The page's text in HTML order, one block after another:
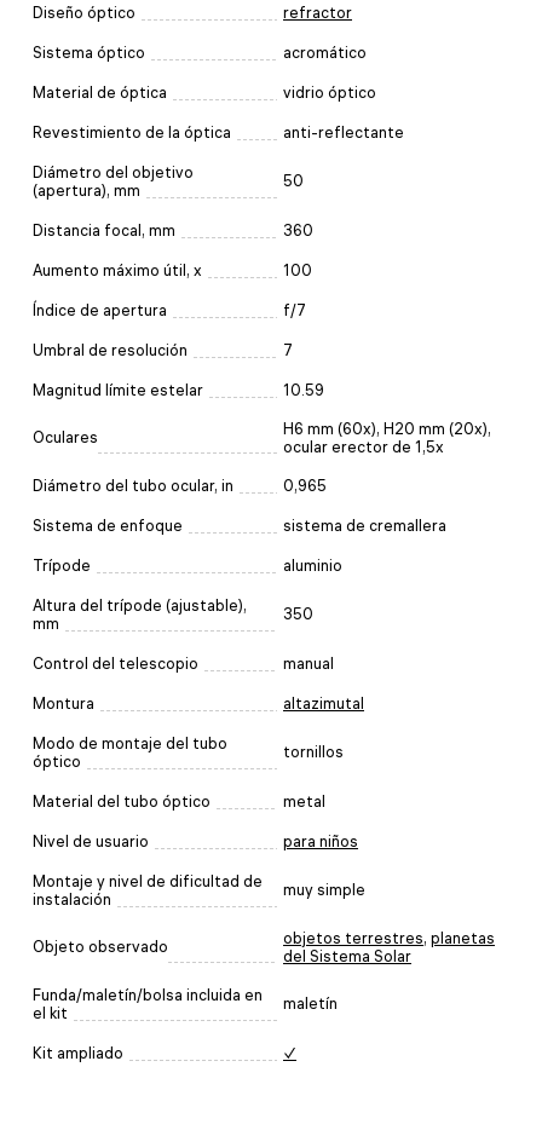
Diseño óptico refractor
Sistema óptico acromático
Material de óptica vidrio óptico
Revestimiento de la óptica anti-reflectante
Diámetro del objetivo
(apertura), mm
50
Distancia focal, mm 360
Aumento máximo útil, x 100
Índice de apertura f/7
Umbral de resolución 7
Magnitud límite estelar 10.59
Oculares
H6 mm (60x), H20 mm (20x),
ocular erector de 1,5x
Diámetro del tubo ocular, in 0,965
Sistema de enfoque sistema de cremallera
Trípode aluminio
Altura del trípode (ajustable),
mm
350
Control del telescopio manual
Montura altazimutal
Modo de montaje del tubo
óptico
tornillos
Material del tubo óptico metal
Nivel de usuario para niños
Montaje y nivel de dificultad de
instalación
muy simple
Objeto observado objetos terrestres, planetas
del Sistema Solar
Funda/maletín/bolsa incluida en
el kit
maletín
Kit ampliado ✓